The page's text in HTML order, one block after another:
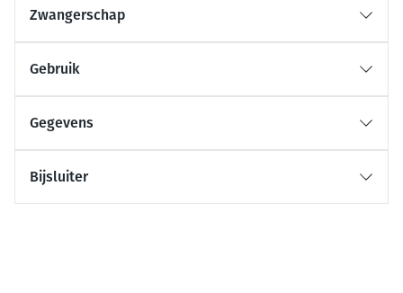
Zwangerschap
Gebruik
Gegevens
Bijsluiter